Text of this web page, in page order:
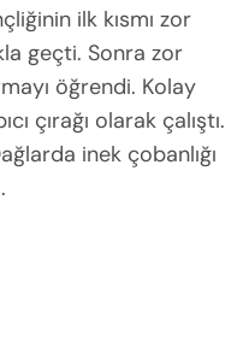
ilk kısmı zor
geçti. Sonra zor
öğrendi. Kolay
çırağı olarak çalıştı.
inek çobanlığı